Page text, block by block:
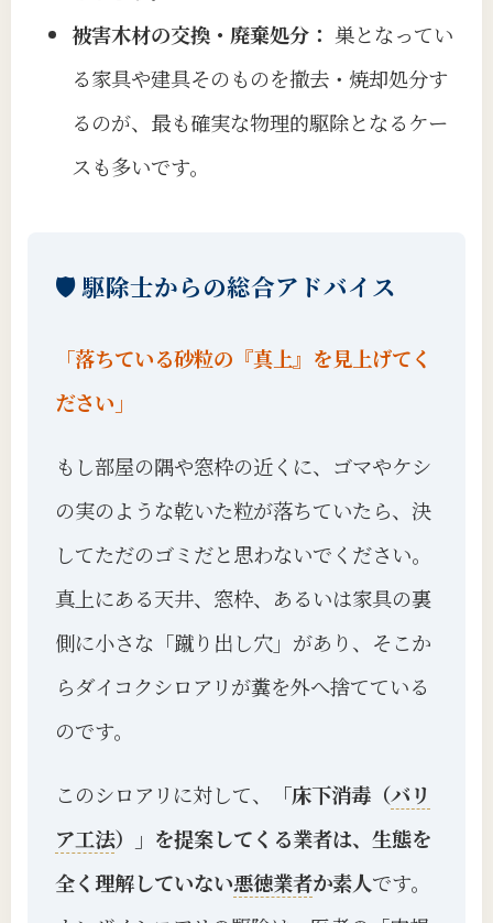
被害木材の交換・廃棄処分： 巣となってい
る家具や建具そのものを撤去・焼却処分す
るのが、最も確実な物理的駆除となるケー
スも多いです。
🛡️ 駆除士からの総合アドバイス
「落ちている砂粒の『真上』を見上げてく
ださい」
もし部屋の隅や窓枠の近くに、ゴマやケシ
の実のような乾いた粒が落ちていたら、決
してただのゴミだと思わないでください。
真上にある天井、窓枠、あるいは家具の裏
側に小さな「蹴り出し穴」があり、そこか
らダイコクシロアリが糞を外へ捨てている
のです。
このシロアリに対して、 「床下消毒（バリ
ア工法）」を提案してくる業者は、生態を
全く理解していない悪徳業者か素人です。